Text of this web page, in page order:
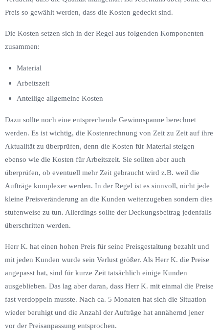
Preis so gewählt werden, dass die Kosten gedeckt sind.
Die Kosten setzen sich in der Regel aus folgenden Komponenten
zusammen:
Material
Arbeitszeit
Anteilige allgemeine Kosten
Dazu sollte noch eine entsprechende Gewinnspanne berechnet
werden. Es ist wichtig, die Kostenrechnung von Zeit zu Zeit auf ihre
Aktualität zu überprüfen, denn die Kosten für Material steigen
ebenso wie die Kosten für Arbeitszeit. Sie sollten aber auch
überprüfen, ob eventuell mehr Zeit gebraucht wird z.B. weil die
Aufträge komplexer werden. In der Regel ist es sinnvoll, nicht jede
kleine Preisveränderung an die Kunden weiterzugeben sondern dies
stufenweise zu tun. Allerdings sollte der Deckungsbeitrag jedenfalls
überschritten werden.
Herr K. hat einen hohen Preis für seine Preisgestaltung bezahlt und
mit jeden Kunden wurde sein Verlust größer. Als Herr K. die Preise
angepasst hat, sind für kurze Zeit tatsächlich einige Kunden
ausgeblieben. Das lag aber daran, dass Herr K. mit einmal die Preise
fast verdoppeln musste. Nach ca. 5 Monaten hat sich die Situation
wieder beruhigt und die Anzahl der Aufträge hat annähernd jener
vor der Preisanpassung entsprochen.